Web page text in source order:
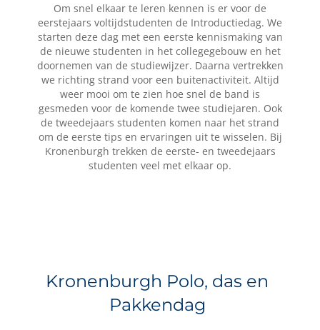
Om snel elkaar te leren kennen is er voor de
eerstejaars voltijdstudenten de Introductiedag. We
starten deze dag met een eerste kennismaking van
de nieuwe studenten in het collegegebouw en het
doornemen van de studiewijzer. Daarna vertrekken
we richting strand voor een buitenactiviteit. Altijd
weer mooi om te zien hoe snel de band is
gesmeden voor de komende twee studiejaren. Ook
de tweedejaars studenten komen naar het strand
om de eerste tips en ervaringen uit te wisselen. Bij
Kronenburgh trekken de eerste- en tweedejaars
studenten veel met elkaar op.
Kronenburgh Polo, das en
Pakkendag